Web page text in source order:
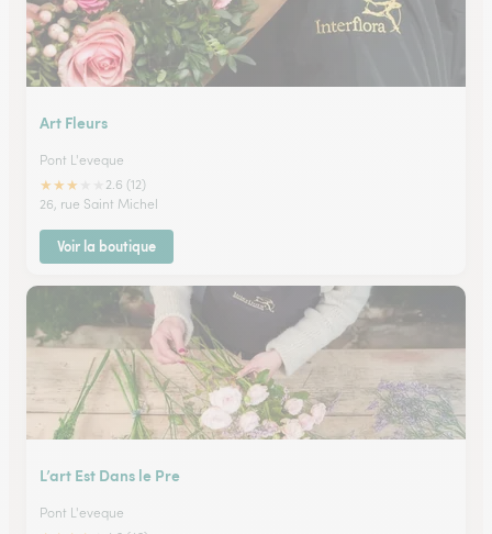
Art Fleurs
Pont L'eveque
★★★
2.6 (12)
26, rue Saint Michel
Voir la boutique
L’art Est Dans le Pre
Pont L'eveque